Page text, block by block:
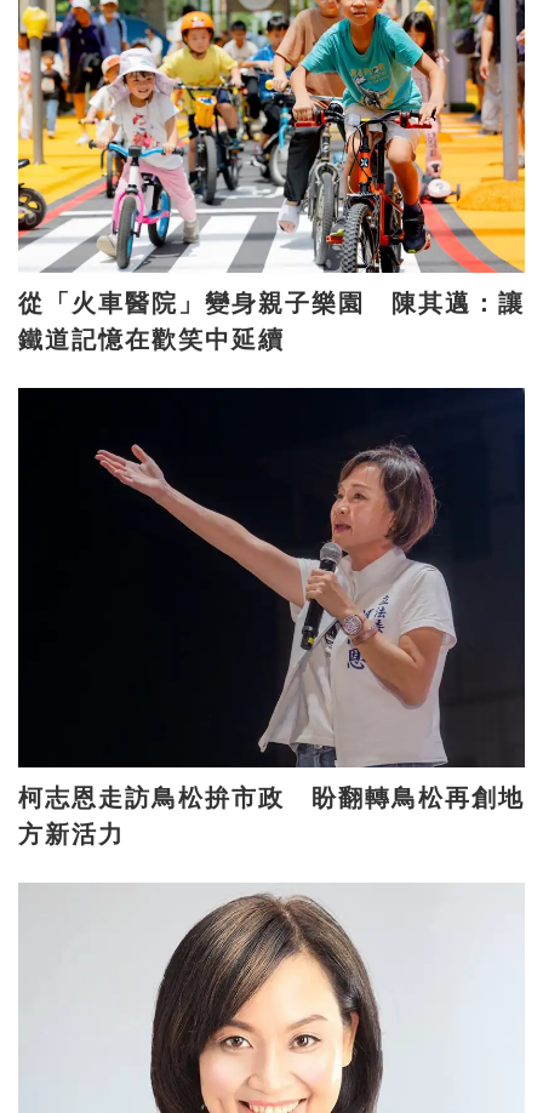
從「火車醫院」變身親子樂園 陳其邁：讓
鐵道記憶在歡笑中延續
柯志恩走訪鳥松拚市政 盼翻轉鳥松再創地
方新活力